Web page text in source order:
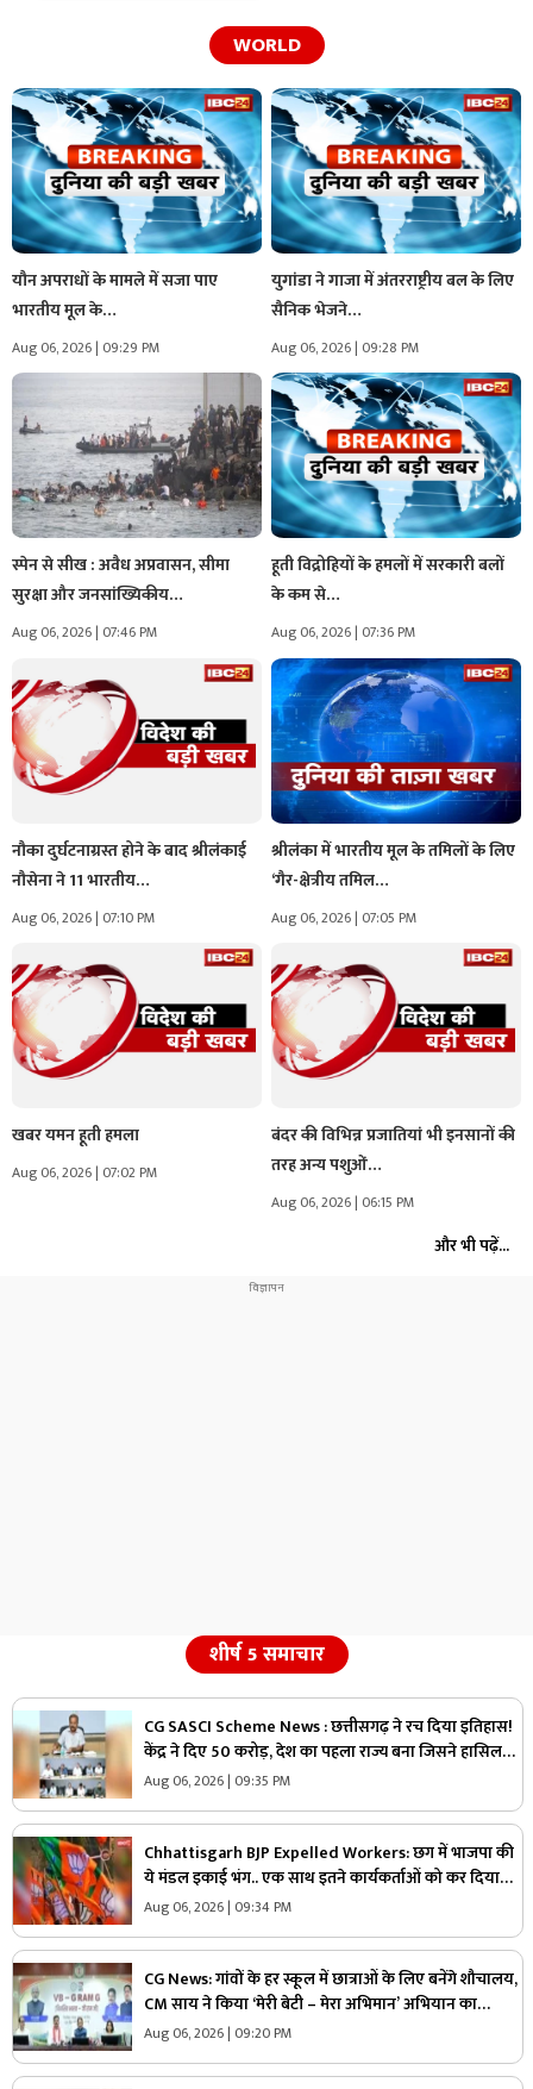
WORLD
यौन अपराधों के मामले में सजा पाए
भारतीय मूल के…
Aug 06, 2026 | 09:29 PM
युगांडा ने गाजा में अंतरराष्ट्रीय बल के लिए
सैनिक भेजने…
Aug 06, 2026 | 09:28 PM
स्पेन से सीख : अवैध अप्रवासन, सीमा
सुरक्षा और जनसांख्यिकीय…
Aug 06, 2026 | 07:46 PM
हूती विद्रोहियों के हमलों में सरकारी बलों
के कम से…
Aug 06, 2026 | 07:36 PM
नौका दुर्घटनाग्रस्त होने के बाद श्रीलंकाई
नौसेना ने 11 भारतीय…
Aug 06, 2026 | 07:10 PM
श्रीलंका में भारतीय मूल के तमिलों के लिए
‘गैर-क्षेत्रीय तमिल…
Aug 06, 2026 | 07:05 PM
खबर यमन हूती हमला
Aug 06, 2026 | 07:02 PM
बंदर की विभिन्न प्रजातियां भी इनसानों की
तरह अन्य पशुओं…
Aug 06, 2026 | 06:15 PM
और भी पढ़ें...
शीर्ष 5 समाचार
CG SASCI Scheme News : छत्तीसगढ़ ने रच दिया इतिहास!
केंद्र ने दिए 50 करोड़, देश का पहला राज्य बना जिसने हासिल
की ये बड़ी उपलब्धि
Aug 06, 2026 | 09:35 PM
Chhattisgarh BJP Expelled Workers: छग में भाजपा की
ये मंडल इकाई भंग.. एक साथ इतने कार्यकर्ताओं को कर दिया
निष्कासित, अब होगा नए कार्यकारिणी का गठन
Aug 06, 2026 | 09:34 PM
CG News: गांवों के हर स्कूल में छात्राओं के लिए बनेंगे शौचालय,
CM साय ने किया ‘मेरी बेटी – मेरा अभिमान’ अभियान का
शुभारंभ, VB-G Ram G योजना पर दी ये बड़ी जानकारी
Aug 06, 2026 | 09:20 PM